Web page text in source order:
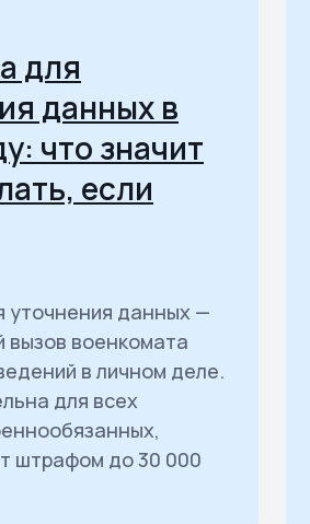
для
данных в
что значит
если
уточнения данных —
вызов военкомата
в личном деле.
для всех
штрафом до 30 000